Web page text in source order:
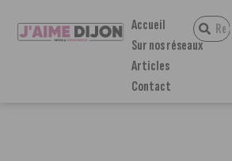
Accueil
Sur nos réseaux
Articles
Contact